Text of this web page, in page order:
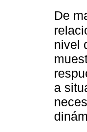
De
nivel
a